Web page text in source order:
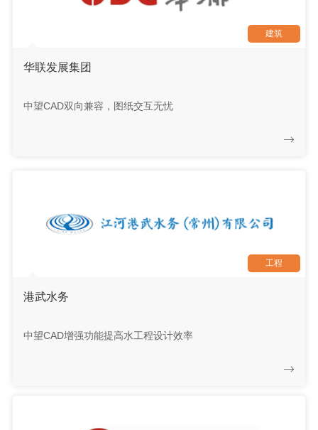
建筑
华联发展集团
中望CAD双向兼容，图纸交互无忧
工程
港武水务
中望CAD增强功能提高水工程设计效率